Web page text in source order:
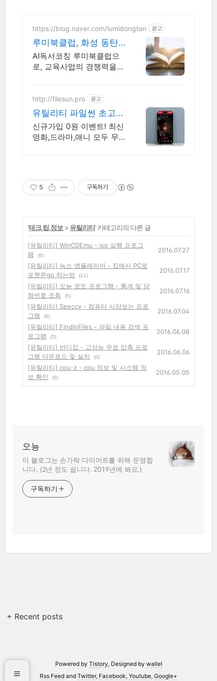
https://blog.naver.com/lumidongtan 광고
루미북클럽, 화성 동탄
지사 교육사업의 기초
경쟁력
AI독서코칭 루미북클럽으
로, 교육사업의 경쟁력을
http://filesun.pro 광고
유틸리티 파일썬 초고
속, 4K 실시간 보기!
신규가입 0원 이벤트! 최신
영화,드라마,애니 모두 무
5 구독하기
'테크,팁,정보 > 유틸리티' 카테고리의 다른 글
[유틸리티] WinCDEmu - iso 실행 프로그
램
(6)
2016.07.27
[유틸리티] 녹스 앱플레이어 - 집에서 PC로
포켓몬go 하는법
(11)
2016.07.17
[유틸리티] 오뇽 로또 프로그램 - 통계 및 당
첨번호 조회
(5)
2016.07.16
[유틸리티] Speccy - 컴퓨터 사양보는 프로
그램
(0)
2016.07.04
[유틸리티] FindInFiles - 파일 내용 검색 프
로그램
(5)
2016.06.08
[유틸리티] 반디집 - 고성능 무료 압축 프로
그램 다운로드 및 설치
(0)
2016.06.06
[유틸리티] cpu-z - cpu 정보 및 시스템 정
보 확인
(0)
2016.05.05
오뇽
이 블로그는 손가락 다이어트를 위해 운영합
니다. (2년 정도 쉽니다. 2019년에 봐요.)
구독하기
+ Recent posts
Powered by Tistory, Designed by wallel
Rss Feed and Twitter, Facebook, Youtube, Google+